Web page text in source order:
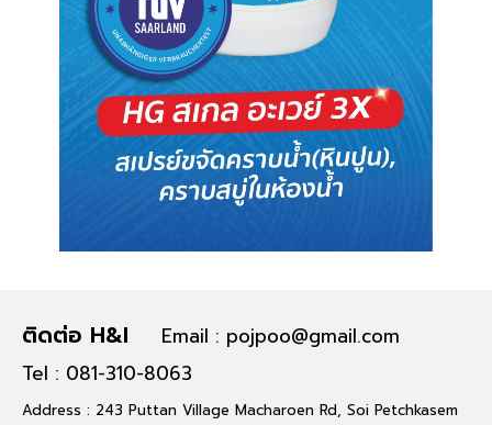
ติดต่อ H&I
Email : pojpoo@gmail.com
Tel : 081-310-8063
Address : 243 Puttan Village Macharoen Rd, Soi Petchkasem